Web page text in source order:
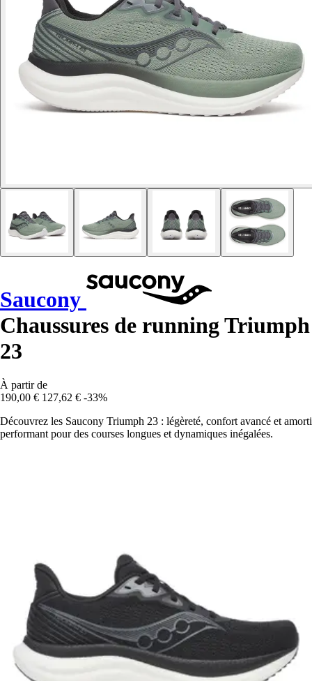
Saucony
Chaussures de running Triumph
23
À partir de
190,00 € 127,62 € -33%
Découvrez les Saucony Triumph 23 : légèreté, confort avancé et amorti
performant pour des courses longues et dynamiques inégalées.